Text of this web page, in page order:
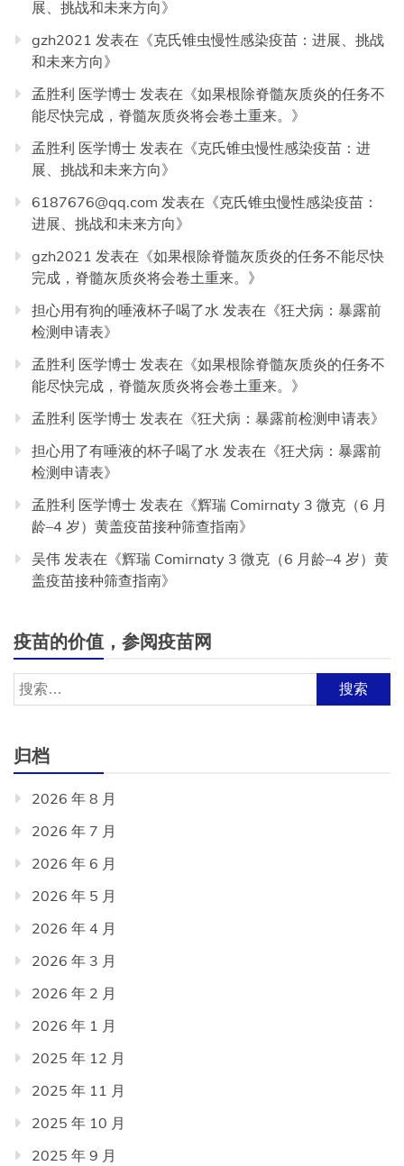
展、挑战和未来方向》
gzh2021 发表在《克氏锥虫慢性感染疫苗：进展、挑战
和未来方向》
孟胜利 医学博士 发表在《如果根除脊髓灰质炎的任务不
能尽快完成，脊髓灰质炎将会卷土重来。 》
孟胜利 医学博士 发表在《克氏锥虫慢性感染疫苗：进
展、挑战和未来方向》
6187676@qq.com 发表在《克氏锥虫慢性感染疫苗：
进展、挑战和未来方向》
gzh2021 发表在《如果根除脊髓灰质炎的任务不能尽快
完成，脊髓灰质炎将会卷土重来。 》
担心用有狗的唾液杯子喝了水 发表在《狂犬病：暴露前
检测申请表》
孟胜利 医学博士 发表在《如果根除脊髓灰质炎的任务不
能尽快完成，脊髓灰质炎将会卷土重来。 》
孟胜利 医学博士 发表在《狂犬病：暴露前检测申请表》
担心用了有唾液的杯子喝了水 发表在《狂犬病：暴露前
检测申请表》
孟胜利 医学博士 发表在《辉瑞 Comirnaty 3 微克（6 月
龄–4 岁）黄盖疫苗接种筛查指南》
吴伟 发表在《辉瑞 Comirnaty 3 微克（6 月龄–4 岁）黄
盖疫苗接种筛查指南》
疫苗的价值，参阅疫苗网
搜
索：
归档
2026 年 8 月
2026 年 7 月
2026 年 6 月
2026 年 5 月
2026 年 4 月
2026 年 3 月
2026 年 2 月
2026 年 1 月
2025 年 12 月
2025 年 11 月
2025 年 10 月
2025 年 9 月